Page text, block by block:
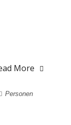
More
Personen